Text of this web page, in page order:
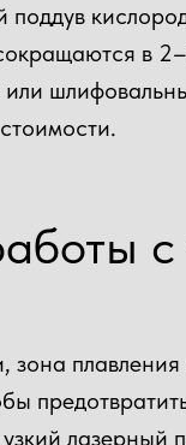
в
зона
лазерный